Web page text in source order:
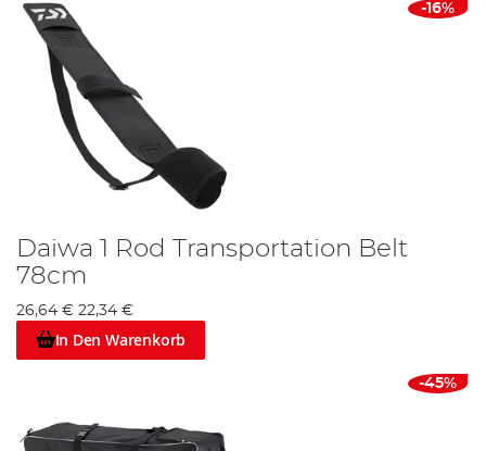
-16%
Daiwa 1 Rod Transportation Belt
78cm
26,64 € 22,34 €
In Den Warenkorb
-45%